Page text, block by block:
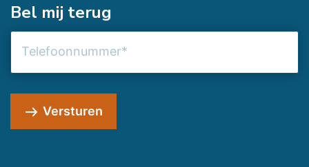
Bel mij terug
Versturen